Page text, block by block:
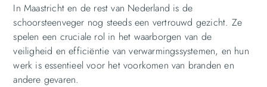
In Maastricht en de rest van Nederland is de
schoorsteenveger nog steeds een vertrouwd gezicht. Ze
spelen een cruciale rol in het waarborgen van de
veiligheid en efficiëntie van verwarmingssystemen, en hun
werk is essentieel voor het voorkomen van branden en
andere gevaren.